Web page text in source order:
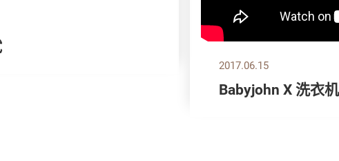
2017.06.15
Babyjohn X 洗衣机